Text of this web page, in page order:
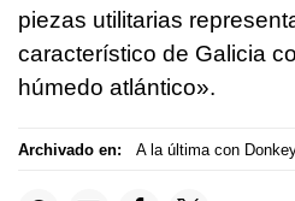
piezas utilitarias
característico de Galicia
húmedo atlántico».
Archivado en: A la última con